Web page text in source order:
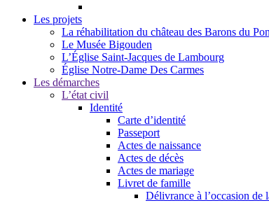
Les projets
La réhabilitation du château des Barons du
Le Musée Bigouden
L’Église Saint-Jacques de Lambourg
Église Notre-Dame Des Carmes
Les démarches
L’état civil
Identité
Carte d’identité
Passeport
Actes de naissance
Actes de décès
Actes de mariage
Livret de famille
Délivrance à l’occasion de